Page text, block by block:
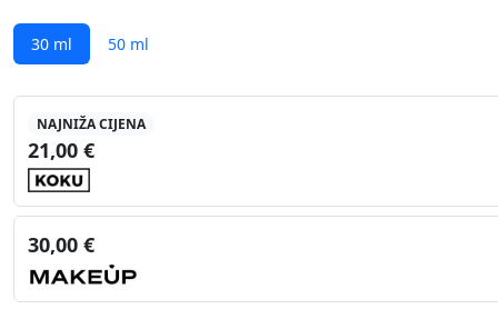
30 ml 50 ml
NAJNIŽA CIJENA
21,00 €
30,00 €